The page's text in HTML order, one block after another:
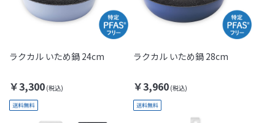
ラクカル いため鍋 24cm
￥3,300
ラクカル いため鍋 28cm
￥3,960